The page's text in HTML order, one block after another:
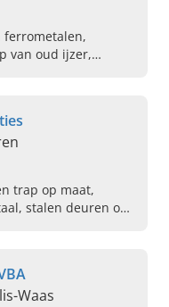
ferrometalen,
van oud ijzer,
trap op maat,
Waas